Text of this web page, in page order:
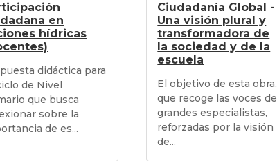
en
hídricas
didáctica para
de Nivel
que busca
sobre la
de es...
Ciudadanía Global -
Una visión plural y
transformadora de
la sociedad y de la
escuela
El objetivo de esta obra,
que recoge las voces de
grandes especialistas,
reforzadas por la visión
de...